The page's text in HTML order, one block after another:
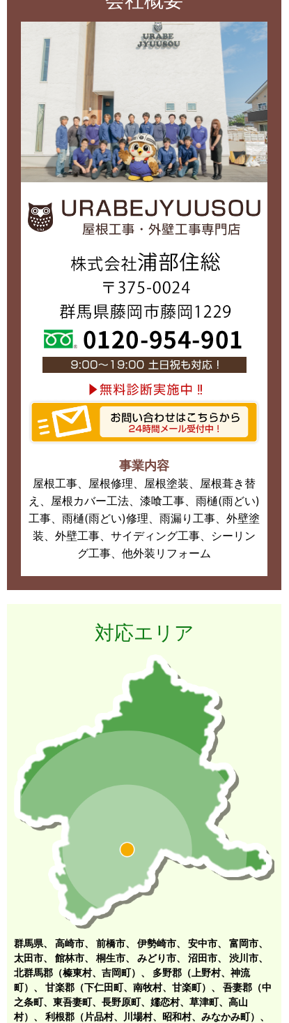
事業内容
屋根工事、屋根修理、屋根塗装、屋根葺き替
え、屋根カバー工法、漆喰工事、雨樋(雨どい)
工事、雨樋(雨どい)修理、雨漏り工事、外壁塗
装、外壁工事、サイディング工事、シーリン
グ工事、他外装リフォーム
対応エリア
群馬県、 高崎市、 前橋市、 伊勢崎市、 安中市、 富岡市、
太田市、 館林市、 桐生市、 みどり市、 沼田市、 渋川市、
北群馬郡（榛東村、吉岡町） 、 多野郡（上野村、神流
町） 、 甘楽郡（下仁田町、南牧村、甘楽町） 、 吾妻郡（中
之条町、東吾妻町、長野原町、嬬恋村、草津町、高山
村） 、 利根郡（片品村、川場村、昭和村、みなかみ町） 、